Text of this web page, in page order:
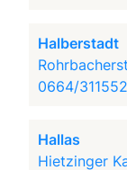
Halberstadt
0664/
Hallas
Hietzinger